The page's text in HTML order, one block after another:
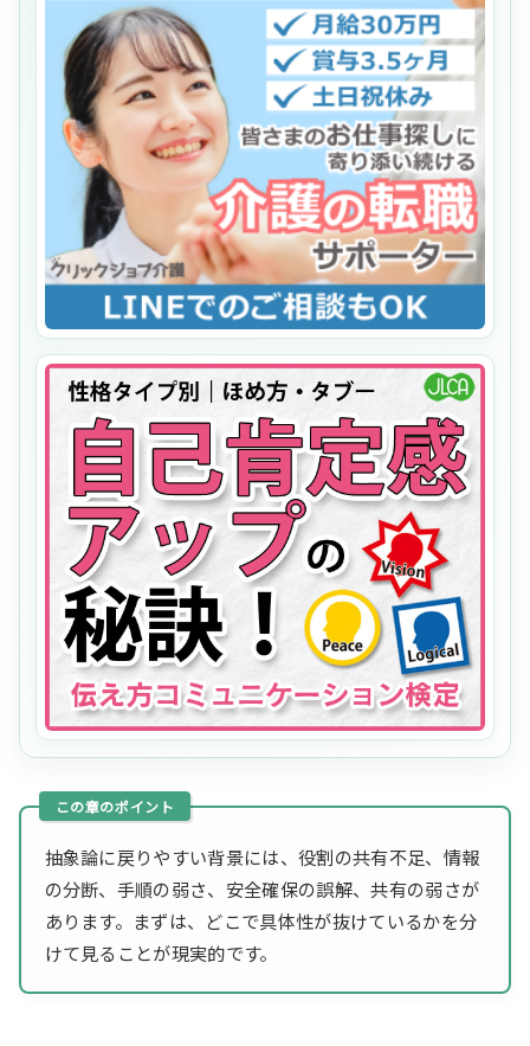
抽象論に戻りやすい背景には、役割の共有不足、情報
の分断、手順の弱さ、安全確保の誤解、共有の弱さが
あります。まずは、どこで具体性が抜けているかを分
けて見ることが現実的です。